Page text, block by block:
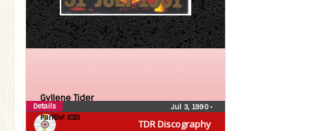
TDR Discography
Gyllene Tider
Parkliv! (CD)
Jul 3, 1990•
Details